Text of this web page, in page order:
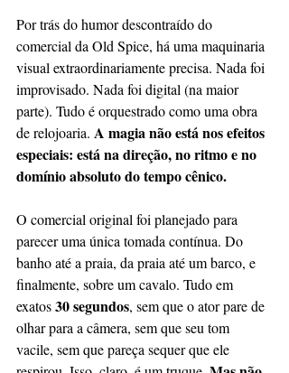
Por trás do humor descontraído do
comercial da Old Spice, há uma maquinaria
visual extraordinariamente precisa. Nada foi
improvisado. Nada foi digital (na maior
parte). Tudo é orquestrado como uma obra
de relojoaria. A magia não está nos efeitos
especiais: está na direção, no ritmo e no
domínio absoluto do tempo cênico.
O comercial original foi planejado para
parecer uma única tomada contínua. Do
banho até a praia, da praia até um barco, e
finalmente, sobre um cavalo. Tudo em
exatos 30 segundos, sem que o ator pare de
olhar para a câmera, sem que seu tom
vacile, sem que pareça sequer que ele